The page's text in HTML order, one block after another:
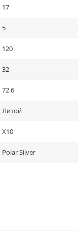
17
5
120
32
72.6
Литой
X10
Polar Silver